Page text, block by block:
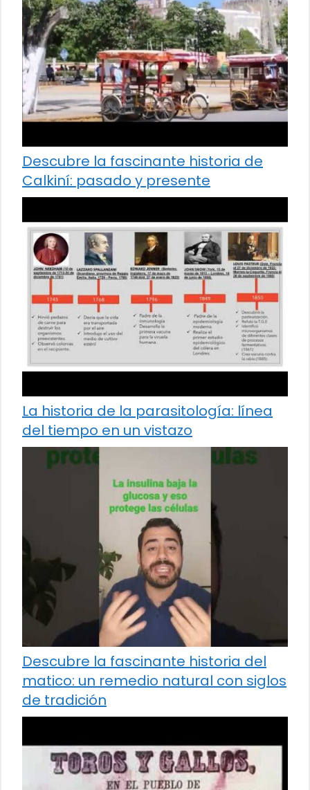
Descubre la fascinante historia de
Calkiní: pasado y presente
La historia de la parasitología: línea
del tiempo en un vistazo
Descubre la fascinante historia del
matico: un remedio natural con siglos
de tradición